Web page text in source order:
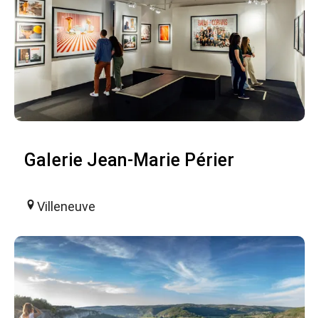
Galerie Jean-Marie Périer
Villeneuve